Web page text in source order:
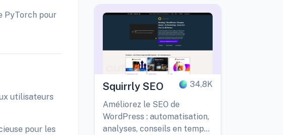
PyTorch pour
utilisateurs
pour les
Squirrly SEO 34,8K
Améliorez le SEO de
WordPress : automatisation,
analyses, conseils en temps